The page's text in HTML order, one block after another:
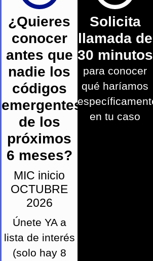
¿Quieres
conocer
antes que
nadie los
códigos
emergentes
de los
próximos
6 meses?
MIC inicio
OCTUBRE
2026
Únete YA a
lista de interés
(solo hay 8
Solicita
llamada de
30 minutos
para conocer
qué haríamos
en tu caso